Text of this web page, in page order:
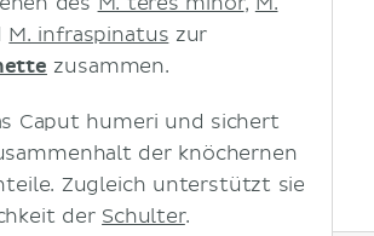
M. infraspinatus zur
zusammen.
Caput humeri und sichert
der knöchernen
Zugleich unterstützt sie
der Schulter.